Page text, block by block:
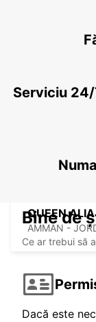
QUEEN
AMMAN -
Serviciu
Bine de
Ce ar trebui să
Dacă este